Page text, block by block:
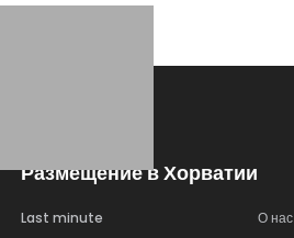
Размещение в Хорватии
Last minute
О нас